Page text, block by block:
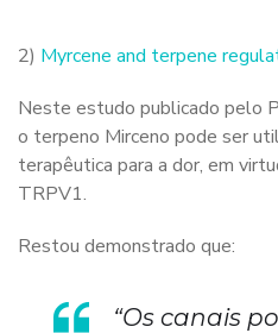
2) Myrcene and terpene
Neste estudo publicado pelo
o terpeno Mirceno pode ser
terapêutica para a dor, em
TRPV1.
Restou demonstrado que:
“Os canais